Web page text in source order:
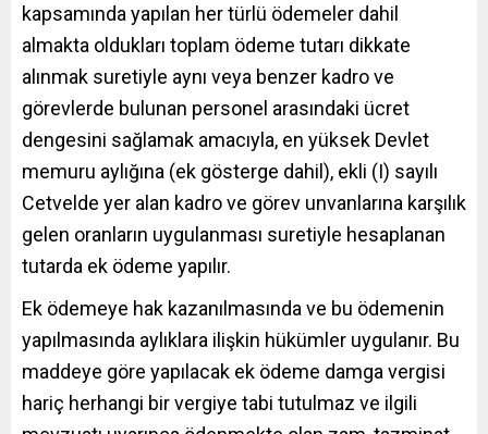
kapsamında yapılan her türlü ödemeler dahil
almakta oldukları toplam ödeme tutarı dikkate
alınmak suretiyle aynı veya benzer kadro ve
görevlerde bulunan personel arasındaki ücret
dengesini sağlamak amacıyla, en yüksek Devlet
memuru aylığına (ek gösterge dahil), ekli (I) sayılı
Cetvelde yer alan kadro ve görev unvanlarına karşılık
gelen oranların uygulanması suretiyle hesaplanan
tutarda ek ödeme yapılır.
Ek ödemeye hak kazanılmasında ve bu ödemenin
yapılmasında aylıklara ilişkin hükümler uygulanır. Bu
maddeye göre yapılacak ek ödeme damga vergisi
hariç herhangi bir vergiye tabi tutulmaz ve ilgili